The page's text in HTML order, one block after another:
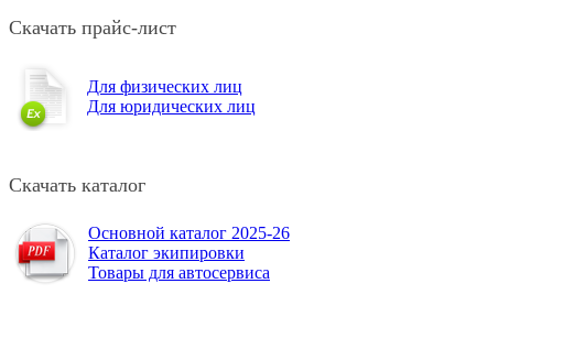
Скачать прайс-лист
Для физических лиц
Для юридических лиц
Скачать каталог
Основной каталог 2025-26
Каталог экипировки
Товары для автосервиса